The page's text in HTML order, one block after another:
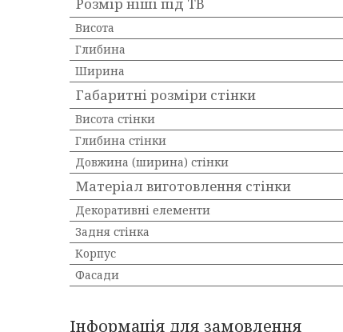
Висота
Глибина
Ширина
Габаритні розміри стінки
Висота стінки
Глибина стінки
Довжина (ширина) стінки
Матеріал виготовлення стінки
Декоративні елементи
Задня стінка
Корпус
Фасади
Інформація для замовлення